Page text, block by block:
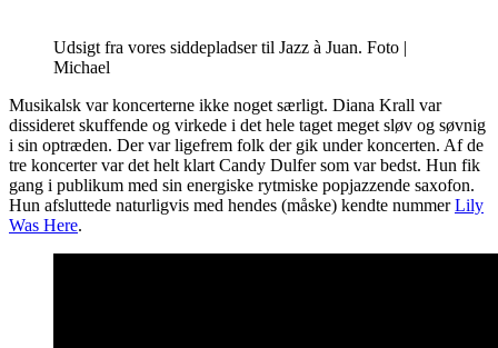
Udsigt fra vores siddepladser til Jazz à Juan. Foto |
Michael
Musikalsk var koncerterne ikke noget særligt. Diana Krall var
dissideret skuffende og virkede i det hele taget meget sløv og søvnig
i sin optræden. Der var ligefrem folk der gik under koncerten. Af de
tre koncerter var det helt klart Candy Dulfer som var bedst. Hun fik
gang i publikum med sin energiske rytmiske popjazzende saxofon.
Hun afsluttede naturligvis med hendes (måske) kendte nummerLily
Was Here.